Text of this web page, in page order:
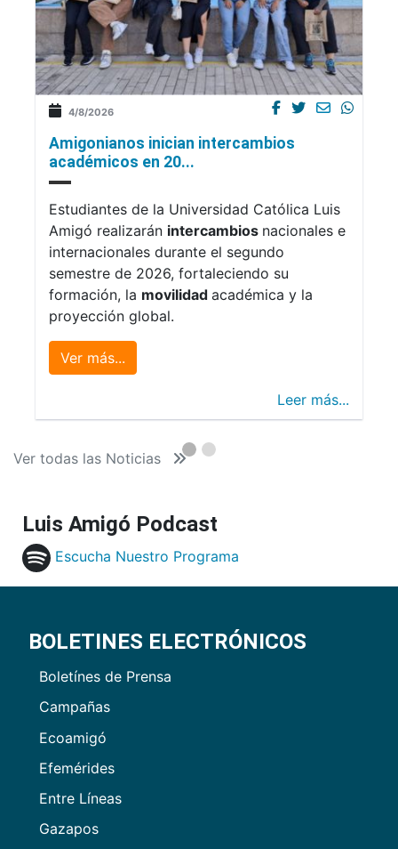
4/8/2026
Amigonianos inician intercambios
académicos en 20...
Estudiantes de la Universidad Católica Luis
Amigó realizarán intercambios nacionales e
internacionales durante el segundo
semestre de 2026, fortaleciendo su
formación, la movilidad académica y la
proyección global.
Ver más...
Leer más...
Ver todas las Noticias
Luis Amigó Podcast
Escucha Nuestro Programa
BOLETINES ELECTRÓNICOS
Boletínes de Prensa
Campañas
Ecoamigó
Efemérides
Entre Líneas
Gazapos